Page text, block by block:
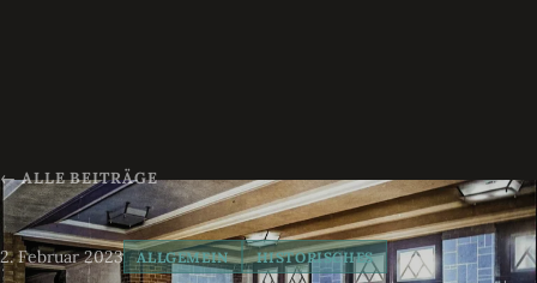
← ALLE BEITRÄGE
2. Februar 2023 ALLGEMEIN HISTORISCHES